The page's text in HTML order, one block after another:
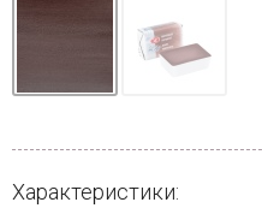
Характеристики: